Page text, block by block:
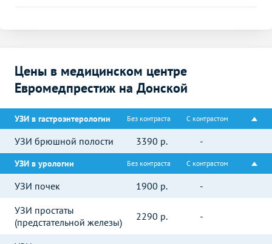
Цены в медицинском центре
Евромедпрестиж на Донской
УЗИ в гастроэнтерологии Без контраста С контрастом
УЗИ брюшной полости 3390 р. -
УЗИ в урологии Без контраста С контрастом
УЗИ почек 1900 р.
-
УЗИ простаты
(предстательной железы)
2290 р. -